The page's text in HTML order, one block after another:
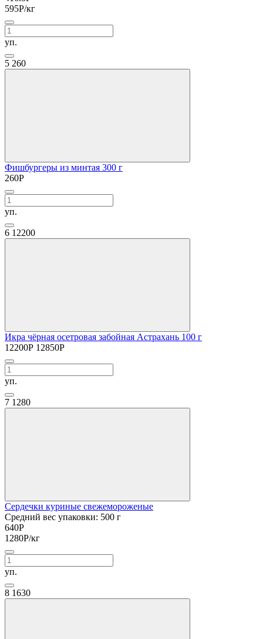
595Р/кг
уп.
5 260
Фишбургеры из минтая 300 г
260Р
уп.
6 12200
Икра чёрная осетровая забойная Астрахань 100 г
12200Р 12850Р
уп.
7 1280
Сердечки куриные свежемороженые
Средний вес упаковки: 500 г
640Р
1280Р/кг
уп.
8 1630